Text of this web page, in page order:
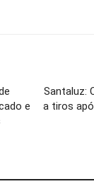
e
Santaluz:
a tiros